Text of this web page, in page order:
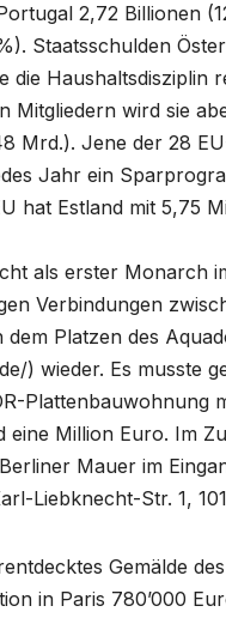
2,72 Billionen
Staatsschulden
die Haushaltsdisziplin
Mitgliedern wird sie
Mrd.). Jene der 28
Jahr ein
hat Estland mit 5,75
als erster Monarch
Verbindungen
Platzen des
) wieder. Es musste
Million Euro. Im
Mauer im
Liebknecht-Str. 1,
Gemälde
in Paris 780’000